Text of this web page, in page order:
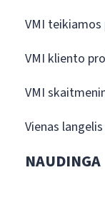
VMI teikiamos
VMI kliento
VMI
Vienas
NAUDINGA